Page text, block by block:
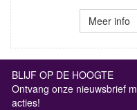
Meer info
BLIJF OP DE HOOGTE
Ontvang onze nieuwsbrief
acties!